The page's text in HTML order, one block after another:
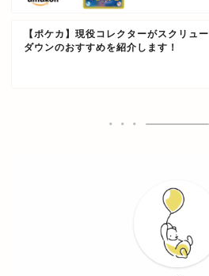
【ポケカ】現役コレクターがスクリュー
ダウンのおすすめを紹介します！